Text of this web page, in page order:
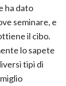
ha dato
seminare, e
il cibo.
lo sapete
tipi di